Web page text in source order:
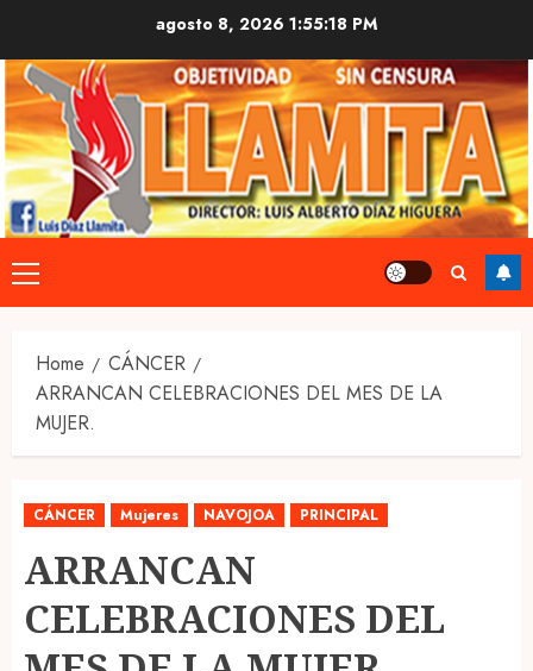
content
agosto 8, 2026 1:55:18 PM
Primary
Menu
Home
CÁNCER
ARRANCAN CELEBRACIONES DEL MES DE LA
MUJER.
CÁNCER Mujeres NAVOJOA PRINCIPAL
ARRANCAN
CELEBRACIONES DEL